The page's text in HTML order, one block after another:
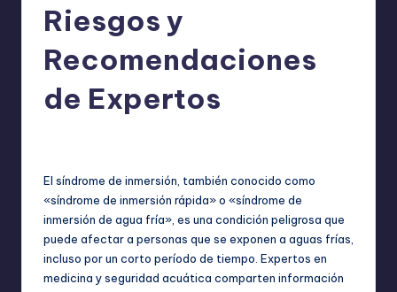
Riesgos y
Recomendaciones
de Expertos
El síndrome de inmersión, también conocido como
«síndrome de inmersión rápida» o «síndrome de
inmersión de agua fría», es una condición peligrosa que
puede afectar a personas que se exponen a aguas frías,
incluso por un corto período de tiempo. Expertos en
medicina y seguridad acuática comparten información